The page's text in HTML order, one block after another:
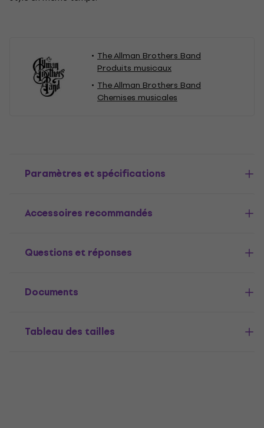
The Allman Brothers Band
Produits musicaux
The Allman Brothers Band
Chemises musicales
Paramètres et spécifications
Accessoires recommandés
Questions et réponses
Documents
Tableau des tailles